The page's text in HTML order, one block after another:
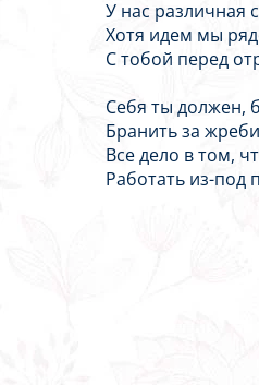
У нас различная
Хотя идем мы
С тобой перед
Себя ты должен,
Бранить за
Все дело в том,
Работать из-под